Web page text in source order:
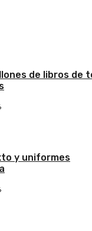
de libros de
y uniformes